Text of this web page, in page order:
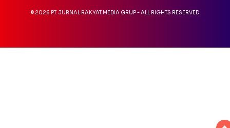
© 2026 PT. JURNAL RAKYAT MEDIA GRUP - ALL RIGHTS RESERVED